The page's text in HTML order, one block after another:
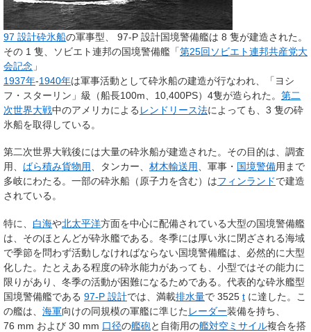
97 設計砕氷船の軍事型、 97-P 設計国境警備艦は 8 隻が建造された。
その 1 隻、ソビエト連邦の国境警備艦「第25回ソビエト連邦共産党大
会記念 」
1937年-1940年は軍事活動として砕氷船の建造が行なわれ、「ヨシ
フ・スターリン」級（船長100m、10,400PS）4隻が造られた。 第二
次世界大戦中のアメリカによる レンドリース法によっても、3 隻の砕
氷船を取得している。
第二次世界大戦後には大量の砕氷船が建造された。その目的は、調査
用、 ばら積み貨物用、タンカー、 材木輸送用、軍事・ 国境警備用まで
多岐にわたる。一部の砕氷船（原子力を含む）はフィンランドで建造
されている。
特に、 白海や北太平洋方面を中心に配備されている大型の国境警備艦
は、そのほとんどが砕氷艦である。冬季には厚い氷に閉ざされる海域
で季節を問わず活動しなければならない国境警備艦は、必然的に大型
化した。たとえある程度の砕氷能力があっても、小型ではその能力に
限りがあり、冬季の活動が困難になるためである。代表的な砕氷艦型
国境警備艦である 97-P 設計では、満載排水量で 3525 t に達した。こ
の艦は、 海軍向けの同規模の軍艦に準じた レーダー装備を持ち、
76 mm および 30 mm 口径の艦砲と自衛用の艦対空ミサイル複合を搭